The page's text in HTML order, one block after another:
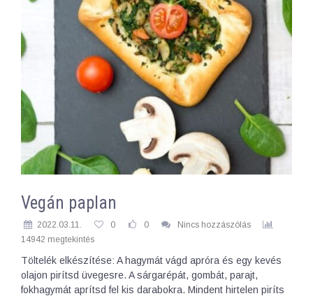
Vegán paplan
2022.03.11. 0 0
Nincs hozzászólás
14942 megtekintés
Töltelék elkészítése: A hagymát vágd apróra és egy kevés
olajon pirítsd üvegesre. A sárgarépát, gombát, parajt,
fokhagymát aprítsd fel kis darabokra. Mindent hirtelen piríts